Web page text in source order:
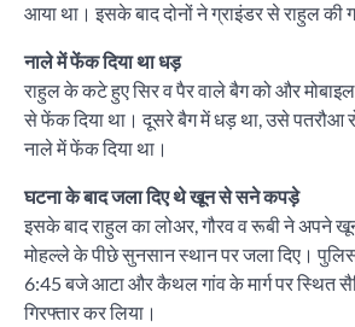
आया था। इसके बाद दोनों ने ग्राइंडर से राहुल की
नाले में फेंक दिया था धड़
राहुल के कटे हुए सिर व पैर वाले बैग को और
से फेंक दिया था। दूसरे बैग में धड़ था, उसे पतरौआ
नाले में फेंक दिया था।
घटना के बाद जला दिए थे खून से सने कपड़े
इसके बाद राहुल का लोअर, गौरव व रूबी ने अपने
मोहल्ले के पीछे सुनसान स्थान पर जला दिए।
6:45 बजे आटा और कैथल गांव के मार्ग पर स्थित
गिरफ्तार कर लिया।